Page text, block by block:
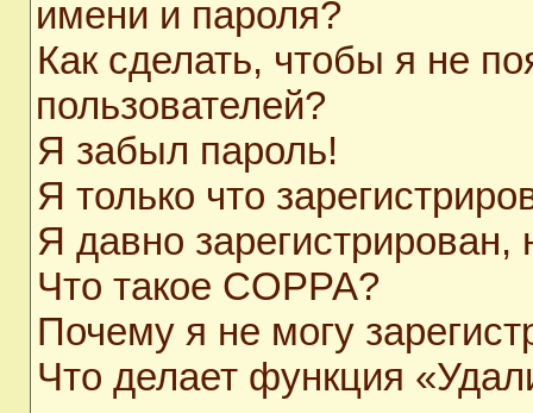
имени и пароля?
Как сделать, чтобы я не
пользователей?
Я забыл пароль!
Я только что
Я давно
Что такое COPPA?
Почему я не могу
Что делает функция